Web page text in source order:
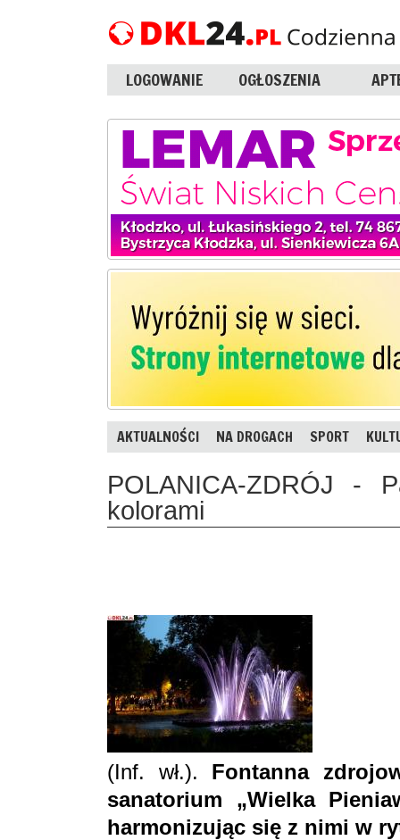
LOGOWANIE OGŁOSZENIA
AKTUALNOŚCI NA DROGACH SPORT
POLANICA-ZDRÓJ -
kolorami
(Inf. wł.). Fontanna
sanatorium „Wielka
harmonizując się z nimi w